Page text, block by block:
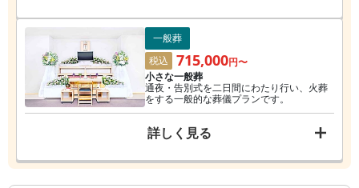
一般葬
税込
715,000円〜
小さな一般葬
通夜・告別式を二日間にわたり行い、火葬
をする一般的な葬儀プランです。
詳しく見る